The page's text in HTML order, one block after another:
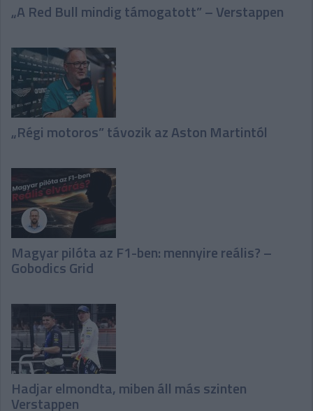
„A Red Bull mindig támogatott” – Verstappen
„Régi motoros” távozik az Aston Martintól
Magyar pilóta az F1-ben: mennyire reális? –
Gobodics Grid
Hadjar elmondta, miben áll más szinten
Verstappen